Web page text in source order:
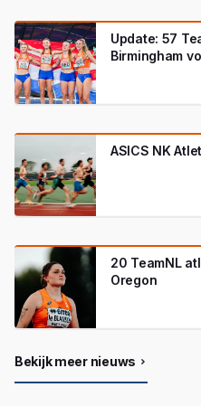
Update: 57
Birmingham
ASICS NK
20 TeamNL
Oregon
Bekijk meer nieuws